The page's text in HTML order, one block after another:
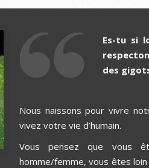
Es-tu si
des
Nous naissons pour vivre
vivez votre vie d’humain.
Vous pensez que vous
homme/femme, vous êtes